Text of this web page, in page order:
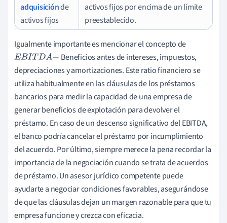
adquisiciónde
activos fijos
activos fijos por encima de un límite
preestablecido.
Igualmente importante es mencionar el concepto de
EBITDA−
Beneficios antes de intereses, impuestos,
depreciaciones y amortizaciones. Este ratio financiero se
utiliza habitualmente en las cláusulas de los préstamos
bancarios para medir la capacidad de una empresa de
generar beneficios de explotación para devolver el
préstamo. En caso de un descenso significativo del EBITDA,
el banco podría cancelar el préstamo por incumplimiento
del acuerdo. Por último, siempre merece la pena recordar la
importancia de la negociación cuando se trata de acuerdos
de préstamo. Un asesor jurídico competente puede
ayudarte a negociar condiciones favorables, asegurándose
de que las cláusulas dejan un margen razonable para que tu
empresa funcione y crezca con eficacia.